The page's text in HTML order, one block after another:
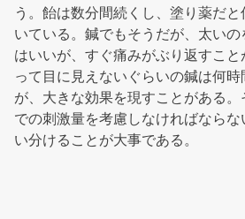
う。飴は数分間続くし、塗り薬だ
いている。鍼でもそうだが、太い
はいいが、すぐ痛みがぶり返すこ
って目に見えないぐらいの鍼は何
が、大きな効果を現すことがある
での刺激量を考慮しなければなら
い分けることが大事である。